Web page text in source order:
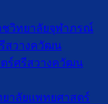
วิทยาลัยจุฬาภรณ์
สวางควัฒน
ร์ศรีสวางควัฒน
าลัยแพทยศาสตร์